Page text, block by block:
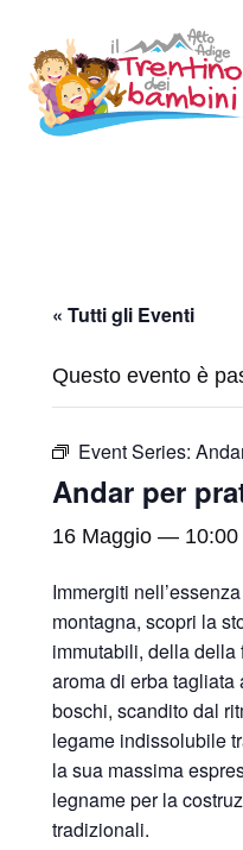
contenuto
« Tutti gli Eventi
Questo evento è
Event Series:
Andar per
16 Maggio — 10:00
Immergiti
montagna, scopri la
immutabili, della
aroma di erba
boschi, scandito dal
legame indissolubile
la sua massima
legname per la
tradizionali.